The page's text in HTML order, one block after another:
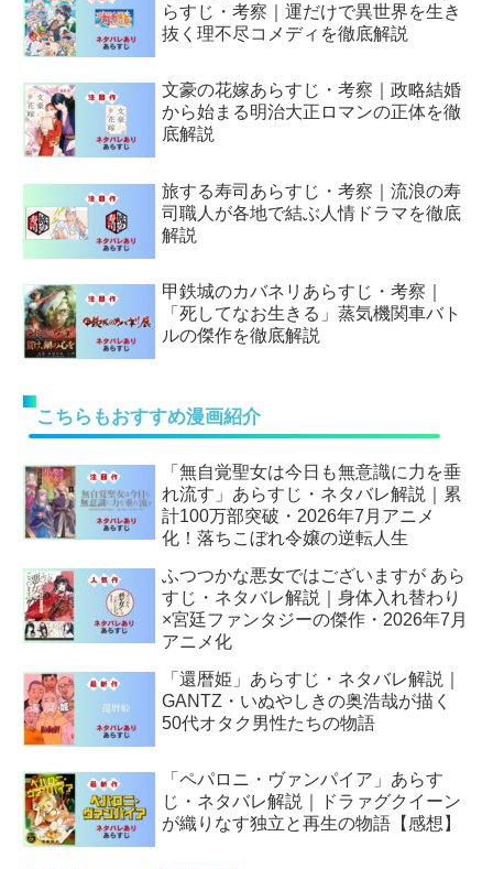
らすじ・考察｜運だけで異世界を生き
抜く理不尽コメディを徹底解説
文豪の花嫁あらすじ・考察｜政略結婚
から始まる明治大正ロマンの正体を徹
底解説
旅する寿司あらすじ・考察｜流浪の寿
司職人が各地で結ぶ人情ドラマを徹底
解説
甲鉄城のカバネリあらすじ・考察｜
「死してなお生きる」蒸気機関車バト
ルの傑作を徹底解説
こちらもおすすめ漫画紹介
「無自覚聖女は今日も無意識に力を垂
れ流す」あらすじ・ネタバレ解説｜累
計100万部突破・2026年7月アニメ
化！落ちこぼれ令嬢の逆転人生
ふつつかな悪女ではございますが あら
すじ・ネタバレ解説｜身体入れ替わり
×宮廷ファンタジーの傑作・2026年7月
アニメ化
「還暦姫」あらすじ・ネタバレ解説｜
GANTZ・いぬやしきの奥浩哉が描く
50代オタク男性たちの物語
「ペパロニ・ヴァンパイア」あらす
じ・ネタバレ解説｜ドラァグクイーン
が織りなす独立と再生の物語【感想】